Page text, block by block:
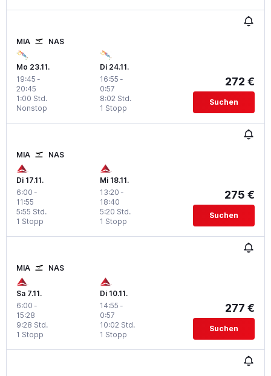
MIA NAS
Mo 23.11.
19:45 -
20:45
Nonstop
1:00 Std.
Di 24.11.
16:55 -
0:57
1 Stopp
8:02 Std.
272 €
Suchen
MIA NAS
Di 17.11.
6:00 -
11:55
1 Stopp
5:55 Std.
Mi 18.11.
13:20 -
18:40
1 Stopp
5:20 Std.
275 €
Suchen
MIA NAS
Sa 7.11.
6:00 -
15:28
1 Stopp
9:28 Std.
Di 10.11.
14:55 -
0:57
1 Stopp
10:02 Std.
277 €
Suchen